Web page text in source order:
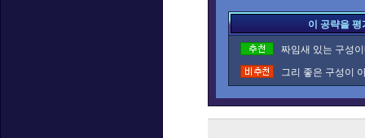
이 공략을
짜임새 있는 구성
그리 좋은 구성이